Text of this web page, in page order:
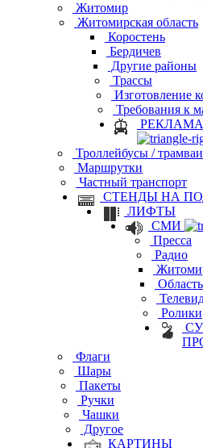
Житомир
Житомирская область
Коростень
Бердичев
Другие районы
Трассы
Изготовление
Требования к
Троллейбусы / трамваи
Маршрутки
Частный транспорт
СТЕНДЫ НА
ЛИФТЫ
СМИ
Пресса
Радио
Область
Ролики
Флаги
Шары
Пакеты
Ручки
Чашки
Другое
КАРТИНЫ